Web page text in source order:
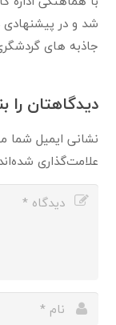
شد و در پیشنهادی
جاذبه های
دیدگاهتان را
نشانی ایمیل شما
علامت‌گذاری